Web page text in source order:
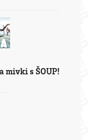
mivki s ŠOUP!